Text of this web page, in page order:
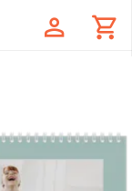
profile shopping_cart